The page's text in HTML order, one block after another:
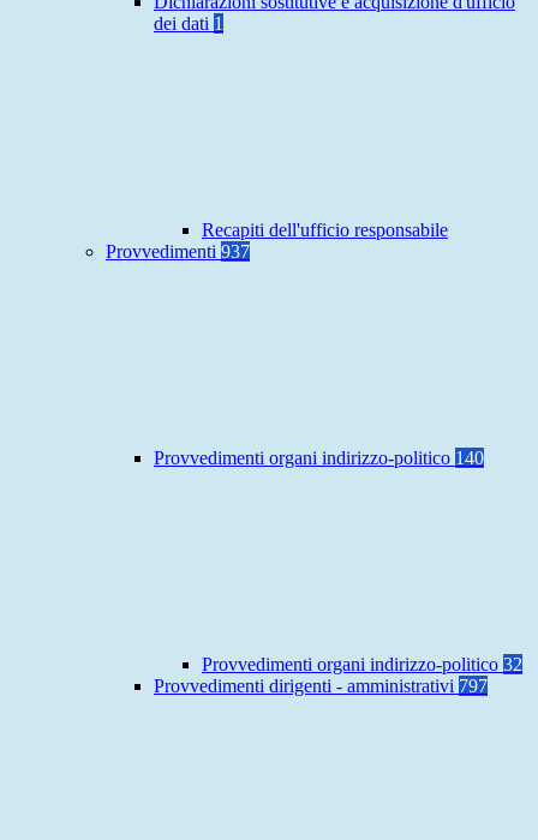
dei dati 1
Recapiti dell'ufficio responsabile
Provvedimenti 937
Provvedimenti organi indirizzo-politico 140
Provvedimenti organi indirizzo-politico 32
Provvedimenti dirigenti - amministrativi 797